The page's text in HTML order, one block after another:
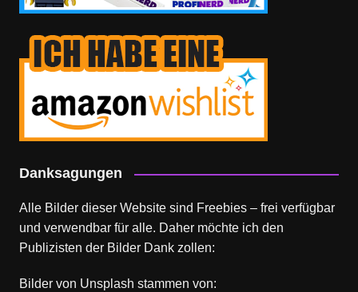
Danksagungen
Alle Bilder dieser Website sind Freebies – frei verfügbar
und verwendbar für alle. Daher möchte ich den
Publizisten der Bilder Dank zollen:
Bilder von Unsplash stammen von: